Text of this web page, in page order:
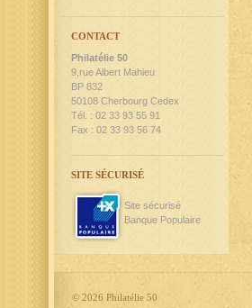
CONTACT
Philatélie 50
9,rue Albert Mahieu
BP 832
50108 Cherbourg Cedex
Tél. : 02 33 93 55 91
Fax : 02 33 93 56 74
SITE SÉCURISÉ
Site sécurisé
Banque Populaire
© 2026 Philatélie 50